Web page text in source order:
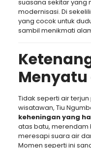
suasana sekitar yang
modernisasi. Di
yang cocok untuk
sambil menikmati
Tidak seperti air
wisatawan, Tiu
keheningan yang
atas batu, merendam
meresapi suara air
Momen seperti ini